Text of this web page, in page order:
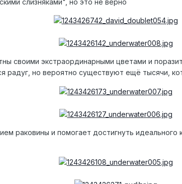
слизняками", но это не верно
своими экстраординарными цветами и
радуг, но вероятно существуют ещё тысячи,
раковины и помогает достигнуть